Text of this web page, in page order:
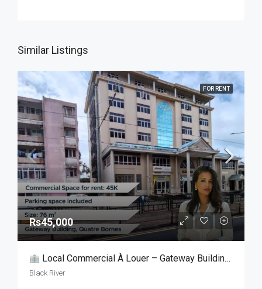
Similar Listings
FOR RENT
Rs45,000
Local Commercial À Louer – Gateway Building, Quatre Bornes
Black River